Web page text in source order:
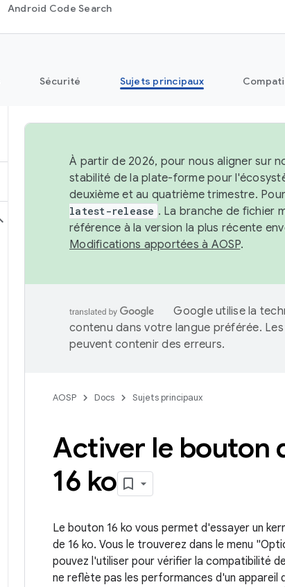
Android Code Search
Sécurité Sujets principaux
À partir de 2026, pour nous aligner sur
stabilité de la plate-forme pour
deuxième et au quatrième trimestre.
latest-release . La branche de fichier
référence à la version la plus récente
Modifications apportées à AOSP.
Google utilise la
contenu dans votre langue préférée.
peuvent contenir des erreurs.
AOSP Docs Sujets principaux
Activer le bouton
16 ko
Le bouton 16 ko vous permet d'essayer un
de 16 ko. Vous le trouverez dans le menu
pouvez l'utiliser pour vérifier la compatibilité
ne reflète pas les performances d'un appareil